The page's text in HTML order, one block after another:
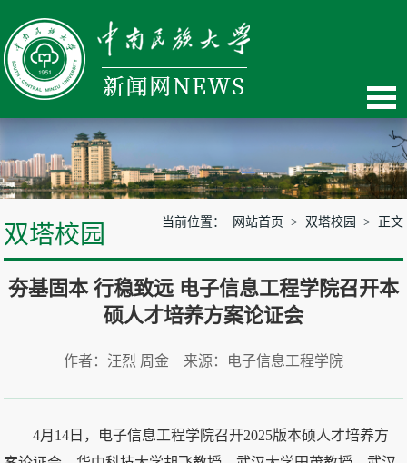
双塔校园 当前位置： 网站首页 > 双塔校园 > 正文
夯基固本 行稳致远 电子信息工程学院召开本
硕人才培养方案论证会
作者：汪烈 周金 来源：电子信息工程学院
4月14日，电子信息工程学院召开2025版本硕人才培养方